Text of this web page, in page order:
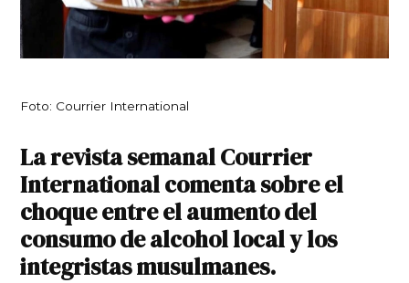
Foto: Courrier International
La revista semanal Courrier
International comenta sobre el
choque entre el aumento del
consumo de alcohol local y los
integristas musulmanes.